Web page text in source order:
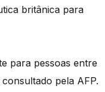
britânica para
para pessoas entre
pela AFP.